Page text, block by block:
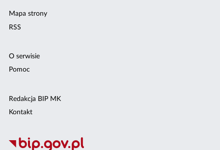
Mapa strony
RSS
O serwisie
Pomoc
Redakcja BIP MK
Kontakt